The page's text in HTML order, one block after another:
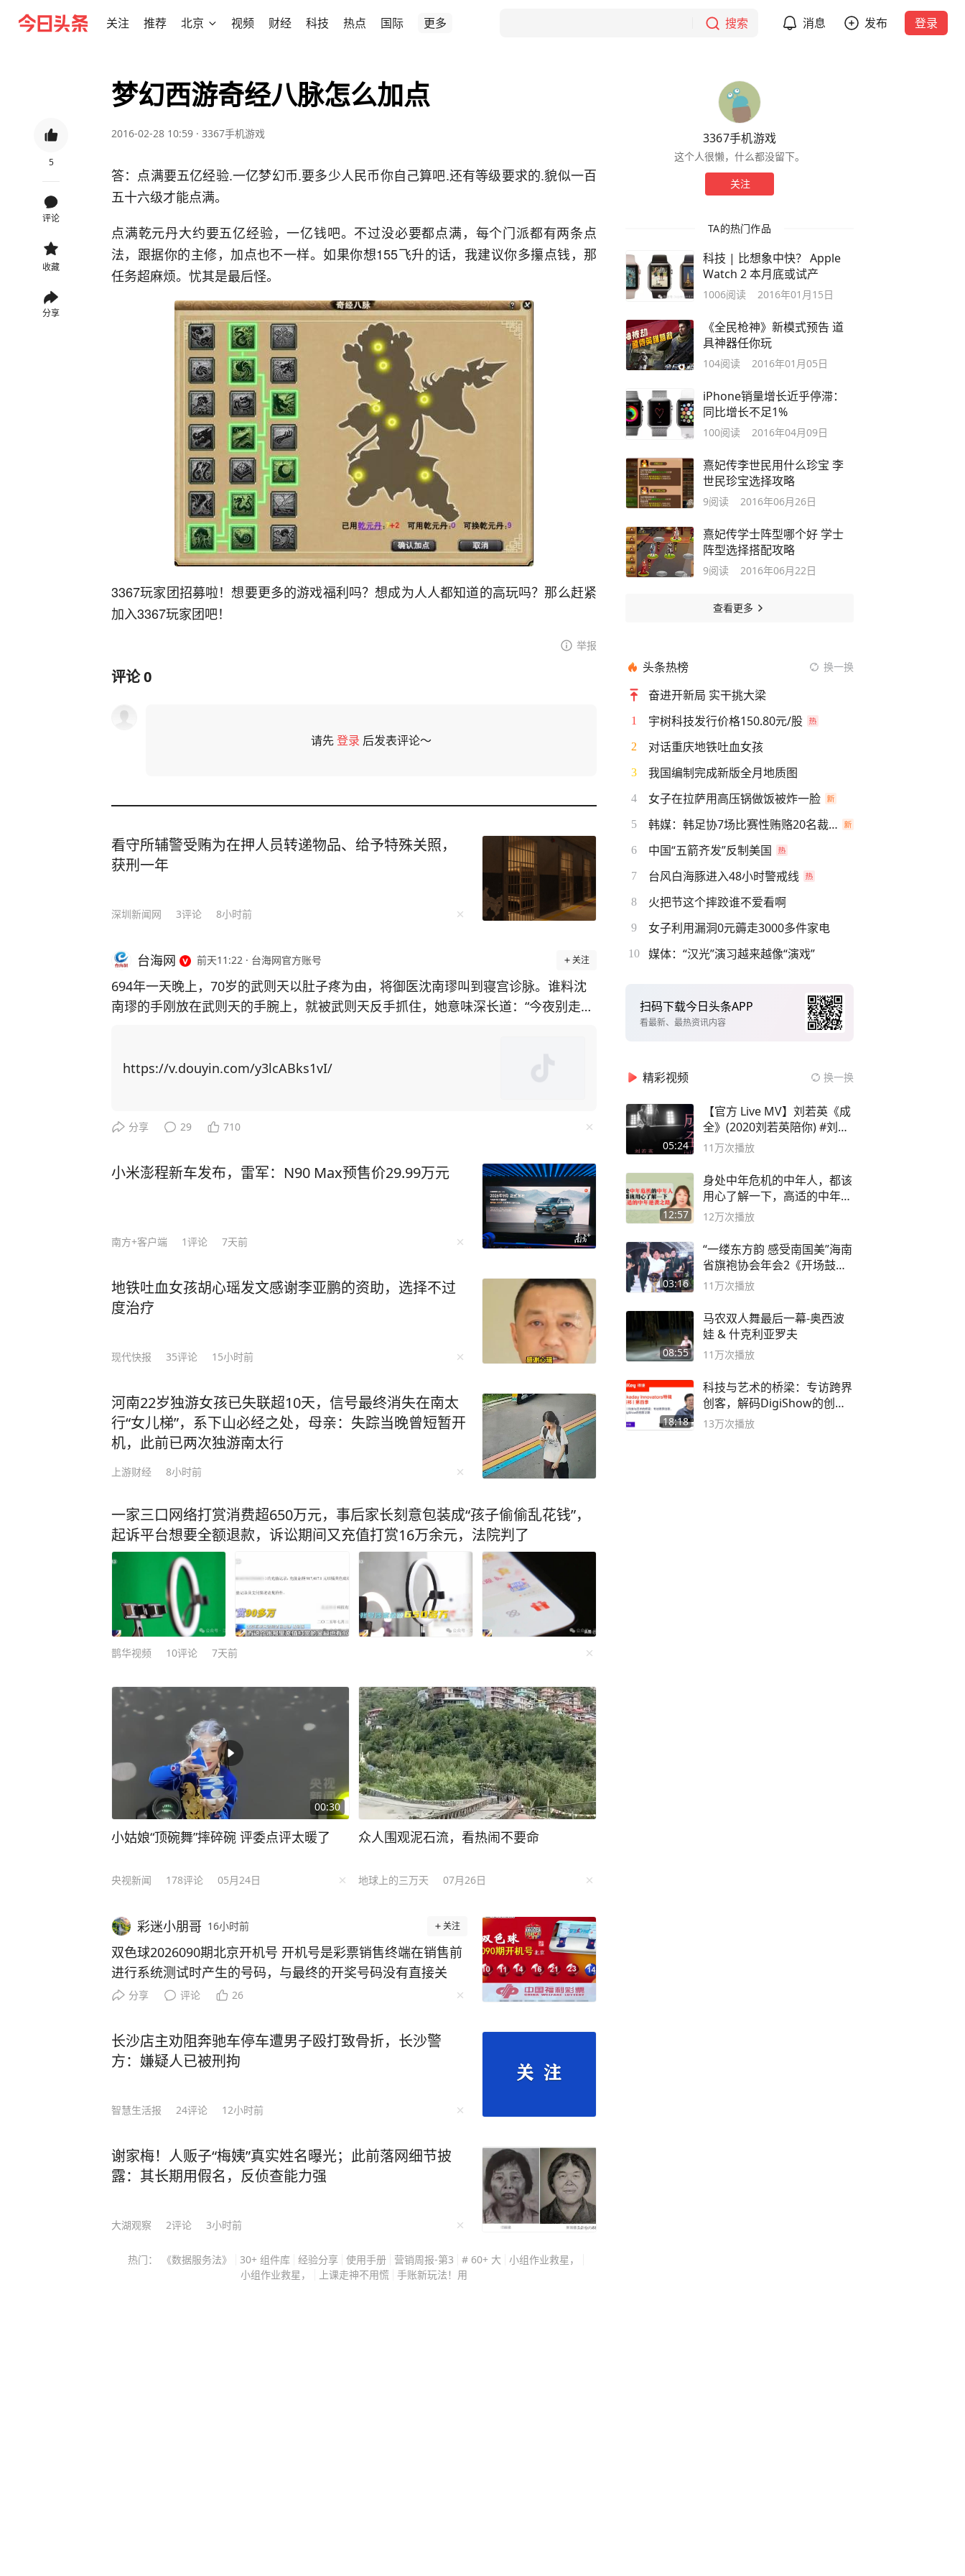
关注 推荐 北京 视频 财经 科技 热点 国际 更多 搜索 消息 发布 登录
5
评论
收藏
分享
梦幻西游奇经八脉怎么加点
2016-02-28 10:59 · 3367手机游戏
答：点满要五亿经验.一亿梦幻币.要多少人民币你自己算吧.还有等级要求的.貌似一百
五十六级才能点满。
点满乾元丹大约要五亿经验，一亿钱吧。不过没必要都点满，每个门派都有两条点
法，跟据你的主修，加点也不一样。如果你想155飞升的话，我建议你多攥点钱，那
任务超麻烦。忧其是最后怪。
3367玩家团招募啦！想要更多的游戏福利吗？想成为人人都知道的高玩吗？那么赶紧
加入3367玩家团吧！
举报
评论0
请先登录 后发表评论～
看守所辅警受贿为在押人员转递物品、给予特殊关照，
获刑一年
深圳新闻网 3评论 8小时前
台海网 前天11:22 · 台海网官方账号 关注
694年一天晚上，70岁的武则天以肚子疼为由，将御医沈南璆叫到寝宫诊脉。谁料沈
南璆的手刚放在武则天的手腕上，就被武则天反手抓住，她意味深长道：“今夜别走
《历史不忍细看》一书，从细节上入手，以独辟蹊径的视角，收集了大量被人遗忘、
中疼痛难耐，急招御医沈南璆诊脉。把完脉后沈南璆说：“陛下乃欠缺阳气所致。”随
道：“陛下请慢用。”说罢便要退下，却忽见武则天上下打量自己，目光灼灼，不禁心
洗得干干净净，透着一股子书卷气。“爱卿且留步，你先替朕尝尝如何？”武则天忽然
果，于是赶忙推辞。“你敢抗旨吗？”武则天眉头一皱，语气立刻严厉起来。 沈南璆心
直冲丹田，面红耳赤，浑身燥热难耐。沈南璆强撑着不让自己御前失态，跪求道：“微
臣失礼，还请陛下恕罪，准臣退下。” 谁料到这时武则天突然反手抓住了他的手腕，
语气深沉：“今夜，就留下陪朕吧。”这句话说得云淡风轻，可沈南璆知道，没有人可
以抗议皇帝的任何要求。 他张了张嘴，想说点什么，却发现喉咙干涩得发不出声音。
殿内的烛火跳了跳，将两人的影子投在墙上，一个端坐如松，一个匍匐如犬，形成了
手背，指腹轻轻摩挲着，仿佛在抚摸一件值得把玩的物件。沈南璆跪在那里，感受着
手背上那只手的温度和力度，心里只有一个念头——今夜，他怕是走不出这座寝宫
了。 于是，沈南璆就此取代薛怀义，成为了武则天的新宠。 皇帝在后宫有众多“佳丽”
等待宠幸，其中有一位备受关注的人物便是薛怀义。 这时候，武则天的“旧爱”薛怀义
但武则天却对他没了兴趣。 为了引起武则天的注意，薛怀义决定干一件惊天动地的大
事，他竟然一把火把明堂给烧了。对武则天而言，明堂是她受命于天的标志，明堂顶
上一凤压九龙的造型，更是她身份的写照。 武则天听闻此事，勃然大怒。烧掉明堂
后，薛怀义的生命进入了倒计时。695年二月，薛怀义被人杀死在洛阳城内的瑶光
渐衰，恨怒颇甚。证圣中，乃焚明堂、天堂，并为灰烬。】 相比之下，沈南璆就懂事
得多！他对武则天恭顺有礼，却从不过问朝政，也从不与其他臣僚拉帮结派。他还时
常取出自己珍藏的医书《黄帝内经》，给武则天讲解保养之道。 武则天听后很受用，
寿君主！ 沈南璆谦和内敛，深得武则天喜爱。 可见，人不可骄不可躁，应知进退，守
规矩，才能立于不败之地。 原本这些历史不会流传出来，直到作者漓玉，用自己半生
的时间采集整理翻阅大量的文件，用半生时间走遍全国各地，编撰成了一本书叫《历
史不忍细看》。 这本书专扒正史里不敢写的暗黑细节！ 翻开这本书，你将了解你从未
了解过的历史真相，书中从帝王到后宫，从尧舜禹到清末，从权威斗争到历史谜题，
篇篇颠覆你的认知！ 武则天的故事不过是这本书的一个开胃菜，书中搜集了大量被人
遗忘、扭曲、误读、篡改的历史资料，去伪存真、去芜取菁，扫去历史的烟尘，点亮
真实的色彩。 比如： 皇帝吃饭真顿顿满汉全席？乾隆的御膳大半都是摆着看的，吃不
颗子弹……… 还比如，康熙六下江南的目的是什么，岳飞为什么必须死，秦始皇为什
刺青是朝堂博弈的棋子。 书里全是被删减的真人秀：皇子凌晨三点背书错字挨揍，大
诗人白天写忧国诗晚上砸钱逛青楼。（免责：本文不代表台海网观点） 看了这本书才
知道，曾经以为的历史不过是粉饰太平，无论正史还是野史都写得太保守了！由于尺
度问题，这本书后续可能不会再增发，喜欢历史的赶紧珍藏！ 不到一顿饭钱，点击下
https://v.douyin.com/y3lcABks1vI/
分享 29 710
小米澎程新车发布，雷军：N90 Max预售价29.99万元
南方+客户端 1评论 7天前
地铁吐血女孩胡心瑶发文感谢李亚鹏的资助，选择不过
度治疗
现代快报 35评论 15小时前
河南22岁独游女孩已失联超10天，信号最终消失在南太
行“女儿梯”，系下山必经之处，母亲：失踪当晚曾短暂开
机，此前已两次独游南太行
上游财经 8小时前
一家三口网络打赏消费超650万元，事后家长刻意包装成“孩子偷偷乱花钱”，
起诉平台想要全额退款，诉讼期间又充值打赏16万余元，法院判了
鹊华视频 10评论 7天前
00:30
小姑娘“顶碗舞”摔碎碗 评委点评太暖了
央视新闻 178评论 05月24日
众人围观泥石流，看热闹不要命
地球上的三万天 07月26日
彩迷小朋哥 16小时前 关注
双色球2026090期北京开机号 开机号是彩票销售终端在销售前
进行系统测试时产生的号码，与最终的开奖号码没有直接关
联，不具备预测性。彩票开奖是完全随机的，不存在任何规
真的能中大奖吗？#
分享 评论 26
长沙店主劝阻奔驰车停车遭男子殴打致骨折，长沙警
方：嫌疑人已被刑拘
智慧生活报 24评论 12小时前
谢家梅！人贩子“梅姨”真实姓名曝光；此前落网细节披
露：其长期用假名，反侦查能力强
大湖观察 2评论 3小时前
热门： 《数据服务法》 30+ 组件库 经验分享 使用手册 营销周报-第3 # 60+ 大
小组作业救星，
小组作业救星，
上课走神不用慌 手账新玩法！用
3367手机游戏
这个人很懒，什么都没留下。
关注
TA的热门作品
科技 | 比想象中快？ Apple
Watch 2 本月底或试产
1006阅读 2016年01月15日
《全民枪神》新模式预告 道
具神器任你玩
104阅读 2016年01月05日
iPhone销量增长近乎停滞：
同比增长不足1%
100阅读 2016年04月09日
熹妃传李世民用什么珍宝 李
世民珍宝选择攻略
9阅读 2016年06月26日
熹妃传学士阵型哪个好 学士
阵型选择搭配攻略
9阅读 2016年06月22日
查看更多
头条热榜 换一换
奋进开新局 实干挑大梁
1 宇树科技发行价格150.80元/股
2 对话重庆地铁吐血女孩
3 我国编制完成新版全月地质图
4 女子在拉萨用高压锅做饭被炸一脸
5 韩媒：韩足协7场比赛性贿赂20名裁判
6 中国“五箭齐发”反制美国
7 台风白海豚进入48小时警戒线
8 火把节这个摔跤谁不爱看啊
9 女子利用漏洞0元薅走3000多件家电
10 媒体：“汉光”演习越来越像“演戏”
扫码下载今日头条APP
看最新、最热资讯内容
精彩视频 换一换
05:24
【官方 Live MV】刘若英《成
全》(2020刘若英陪你) #刘若
英 #成全
11万次播放
12:57
身处中年危机的中年人，都该
用心了解一下，高适的中年逆
袭之路
12万次播放
03:16
“一缕东方韵 感受南国美”海南
省旗袍协会年会2《开场鼓》
二团
11万次播放
08:55
马农双人舞最后一幕-奥西波
娃 & 什克利亚罗夫
11万次播放
18:18
科技与艺术的桥梁：专访跨界
创客，解码DigiShow的创新
之路
13万次播放